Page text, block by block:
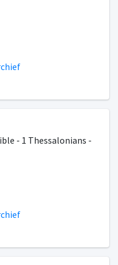
- 1 Thessalonians -